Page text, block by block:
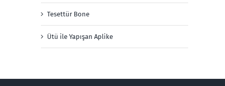
Tesettür Bone
Ütü ile Yapışan Aplike